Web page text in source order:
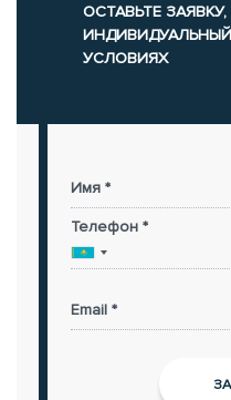
ОСТАВЬТЕ
УСЛОВИЯХ
Имя *
Телефон *
Email *